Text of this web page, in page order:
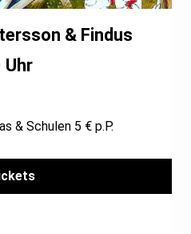
Uhr
& Schulen 5 € p.P.
& Findus